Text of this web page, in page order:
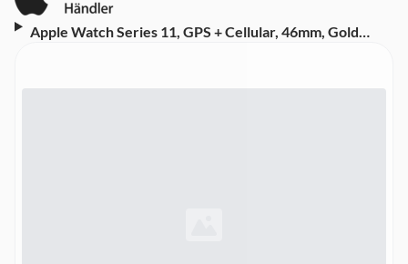
Apple Watch Series 11, GPS + Cellular, 46mm, Gold